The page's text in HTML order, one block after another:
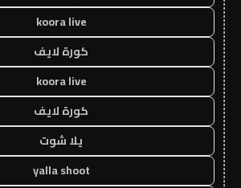
koora live
كورة لايف
koora live
كورة لايف
يلا شوت
yalla shoot